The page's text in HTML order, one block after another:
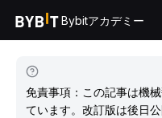
Bybitアカデミー
免責事項：この記事は機
ています。改訂版は後日公